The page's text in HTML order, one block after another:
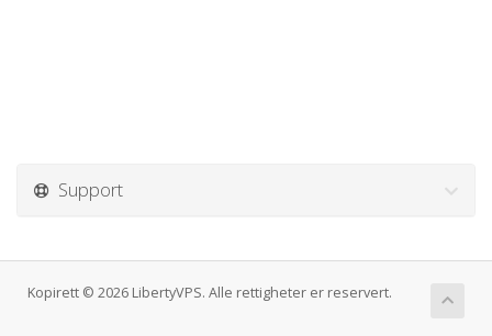
Support
Kopirett © 2026 LibertyVPS. Alle rettigheter er reservert.